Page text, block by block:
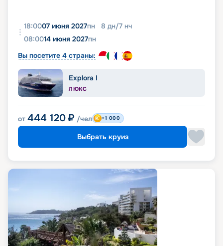
18:0007 июня 2027пн 8 дн/7 нч
08:0014 июня 2027пн
Вы посетите 4 страны:
Explora I
ЛЮКС
от 444 120 ₽ /чел +1 000
Выбрать круиз